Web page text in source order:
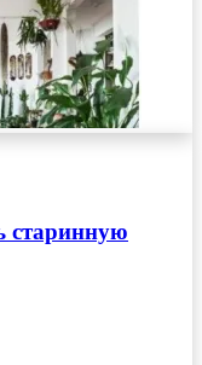
старинную